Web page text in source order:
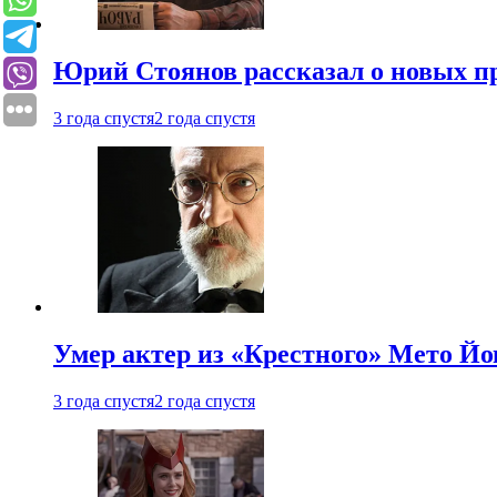
Юрий Стоянов рассказал о новых
3 года спустя2 года спустя
Умер актер из «Крестного» Мето
3 года спустя2 года спустя